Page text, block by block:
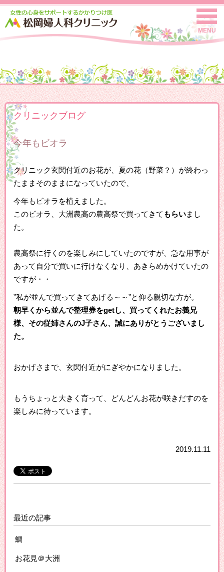
MENU
クリニックブログ
今年もビオラ
クリニック玄関付近のお花が、夏の花（野菜？）が終わっ
たままそのままになっていたので、
今年もビオラを植えました。
このビオラ、大洲農高の農高祭で買ってきて もらいまし
た。
農高祭に行くのを楽しみにしていたのですが、急な用事が
あって自分で買いに行けなくなり、あきらめかけていたの
ですが・・
”私が並んで買ってきてあげる～～”と仰る親切な方が。
朝早くから並んで整理券をgetし、買ってくれたお義兄
様、その従姉さんのJ子さん、誠にありがとうございまし
た。
おかげさまで、玄関付近がにぎやかになりました。
もうちょっと大きく育って、どんどんお花が咲きだすのを
楽しみに待っています。
2019.11.11
最近の記事
鯛
お花見＠大洲